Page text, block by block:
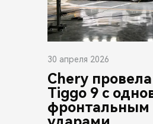
30 апреля 2026
Chery
Tiggo 9 с
фронтальным